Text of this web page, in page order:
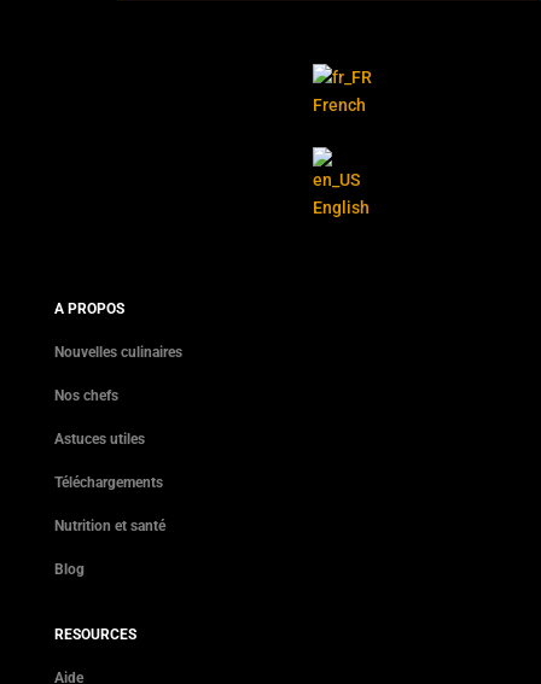
French
English
A PROPOS
Nouvelles culinaires
Nos chefs
Astuces utiles
Téléchargements
Nutrition et santé
Blog
RESOURCES
Aide